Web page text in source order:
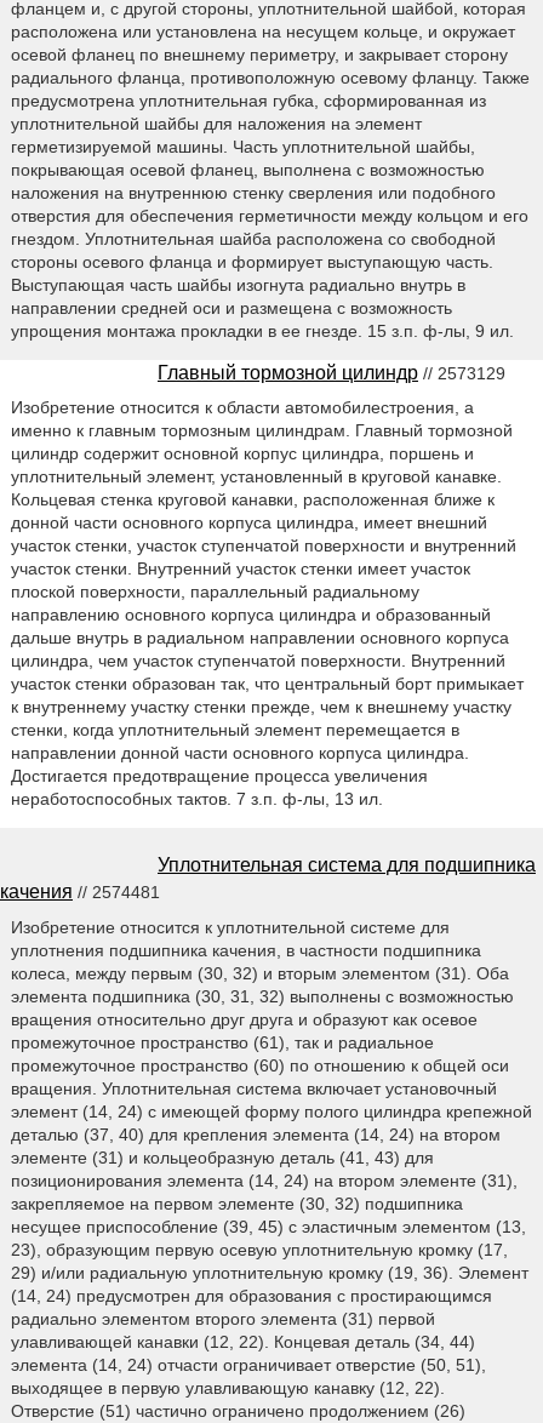
фланцем и, с другой стороны, уплотнительной шайбой, которая
расположена или установлена на несущем кольце, и окружает
осевой фланец по внешнему периметру, и закрывает сторону
радиального фланца, противоположную осевому фланцу. Также
предусмотрена уплотнительная губка, сформированная из
уплотнительной шайбы для наложения на элемент
герметизируемой машины. Часть уплотнительной шайбы,
покрывающая осевой фланец, выполнена с возможностью
наложения на внутреннюю стенку сверления или подобного
отверстия для обеспечения герметичности между кольцом и его
гнездом. Уплотнительная шайба расположена со свободной
стороны осевого фланца и формирует выступающую часть.
Выступающая часть шайбы изогнута радиально внутрь в
направлении средней оси и размещена с возможность
упрощения монтажа прокладки в ее гнезде. 15 з.п. ф-лы, 9 ил.
Главный тормозной цилиндр // 2573129
Изобретение относится к области автомобилестроения, а
именно к главным тормозным цилиндрам. Главный тормозной
цилиндр содержит основной корпус цилиндра, поршень и
уплотнительный элемент, установленный в круговой канавке.
Кольцевая стенка круговой канавки, расположенная ближе к
донной части основного корпуса цилиндра, имеет внешний
участок стенки, участок ступенчатой поверхности и внутренний
участок стенки. Внутренний участок стенки имеет участок
плоской поверхности, параллельный радиальному
направлению основного корпуса цилиндра и образованный
дальше внутрь в радиальном направлении основного корпуса
цилиндра, чем участок ступенчатой поверхности. Внутренний
участок стенки образован так, что центральный борт примыкает
к внутреннему участку стенки прежде, чем к внешнему участку
стенки, когда уплотнительный элемент перемещается в
направлении донной части основного корпуса цилиндра.
Достигается предотвращение процесса увеличения
неработоспособных тактов. 7 з.п. ф-лы, 13 ил.
Уплотнительная система для подшипника
качения // 2574481
Изобретение относится к уплотнительной системе для
уплотнения подшипника качения, в частности подшипника
колеса, между первым (30, 32) и вторым элементом (31). Оба
элемента подшипника (30, 31, 32) выполнены с возможностью
вращения относительно друг друга и образуют как осевое
промежуточное пространство (61), так и радиальное
промежуточное пространство (60) по отношению к общей оси
вращения. Уплотнительная система включает установочный
элемент (14, 24) с имеющей форму полого цилиндра крепежной
деталью (37, 40) для крепления элемента (14, 24) на втором
элементе (31) и кольцеобразную деталь (41, 43) для
позиционирования элемента (14, 24) на втором элементе (31),
закрепляемое на первом элементе (30, 32) подшипника
несущее приспособление (39, 45) с эластичным элементом (13,
23), образующим первую осевую уплотнительную кромку (17,
29) и/или радиальную уплотнительную кромку (19, 36). Элемент
(14, 24) предусмотрен для образования с простирающимся
радиально элементом второго элемента (31) первой
улавливающей канавки (12, 22). Концевая деталь (34, 44)
элемента (14, 24) отчасти ограничивает отверстие (50, 51),
выходящее в первую улавливающую канавку (12, 22).
Отверстие (51) частично ограничено продолжением (26)